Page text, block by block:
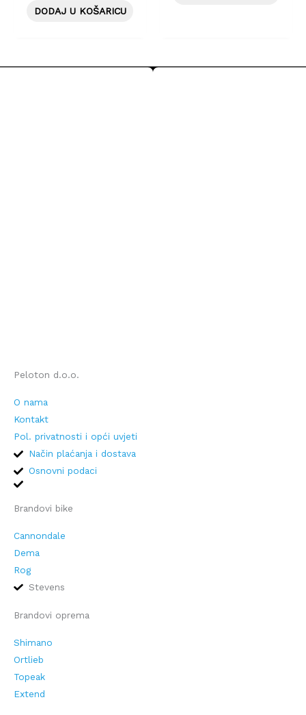
DODAJ U KOŠARICU
Peloton d.o.o.
O nama
Kontakt
Pol. privatnosti i opći uvjeti
Način plaćanja i dostava
Osnovni podaci
Brandovi bike
Cannondale
Dema
Rog
Stevens
Brandovi oprema
Shimano
Ortlieb
Topeak
Extend